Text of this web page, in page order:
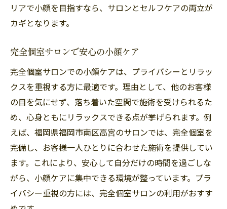
リアで小顔を目指すなら、サロンとセルフケアの両立が
カギとなります。
完全個室サロンで安心の小顔ケア
完全個室サロンでの小顔ケアは、プライバシーとリラッ
クスを重視する方に最適です。理由として、他のお客様
の目を気にせず、落ち着いた空間で施術を受けられるた
め、心身ともにリラックスできる点が挙げられます。例
えば、福岡県福岡市南区高宮のサロンでは、完全個室を
完備し、お客様一人ひとりに合わせた施術を提供してい
ます。これにより、安心して自分だけの時間を過ごしな
がら、小顔ケアに集中できる環境が整っています。プラ
イバシー重視の方には、完全個室サロンの利用がおすす